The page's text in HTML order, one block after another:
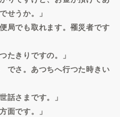
せうか。」
局でも取れます。罹災者です
たきりですの。」
でさ。あつちへ行つた時きい
話さまです。」
面です。」